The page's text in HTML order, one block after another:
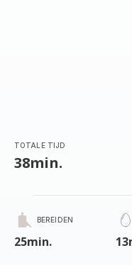
TOTALE TIJD
38min.
BEREIDEN
25min.